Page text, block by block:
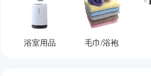
浴室用品 毛巾/浴袍